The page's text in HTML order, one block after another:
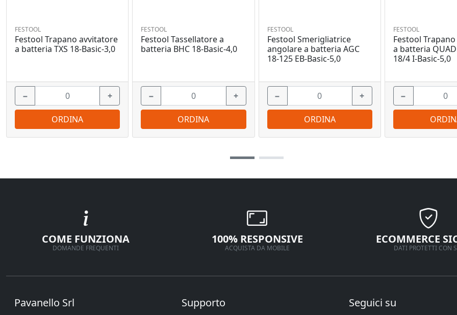
FESTOOL
Festool Trapano avvitatore
a batteria TXS 18-Basic-3,0
− +
ORDINA
FESTOOL
Festool Tassellatore a
batteria BHC 18-Basic-4,0
− +
ORDINA
FESTOOL
Festool Smerigliatrice
angolare a batteria AGC
18-125 EB-Basic-5,0
− +
ORDINA
FESTOOL
Festool
a batteria
18/4 I-Basic-5,0
−
COME FUNZIONA
DOMANDE FREQUENTI
100% RESPONSIVE
ACQUISTA DA MOBILE
ECOMMERCE
DATI PROTETTI CON
Pavanello Srl Supporto Seguici su